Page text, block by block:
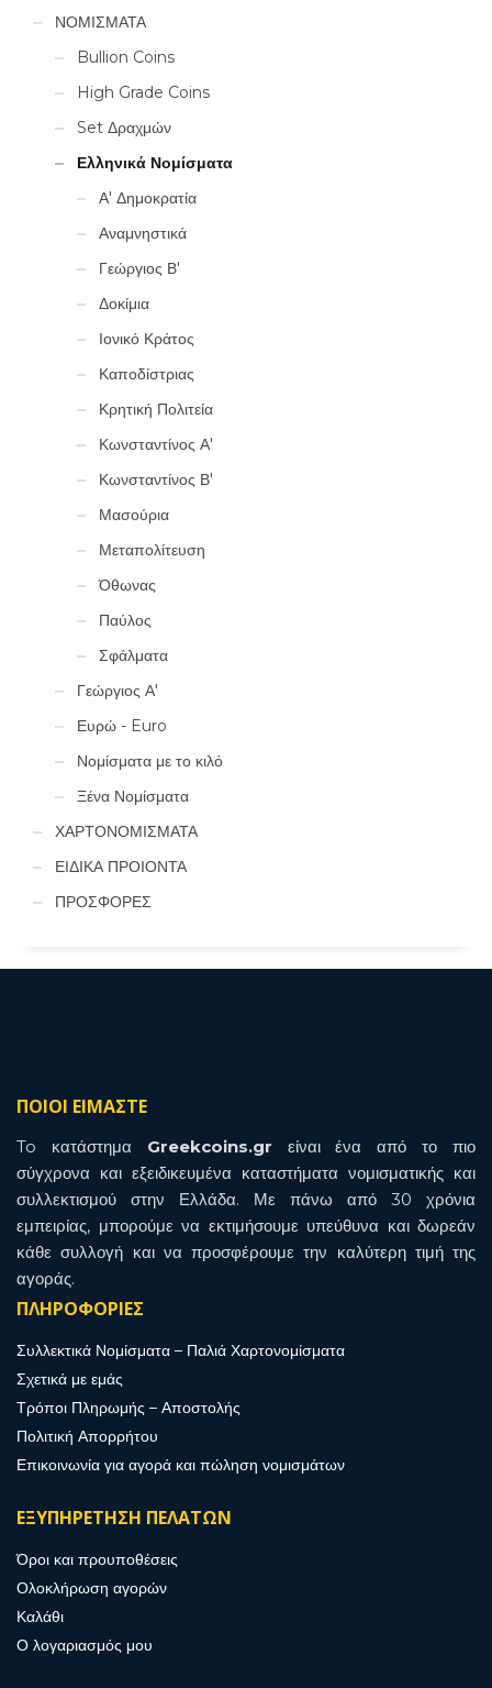
ΝΟΜΙΣΜΑΤΑ
Bullion Coins
High Grade Coins
Set Δραχμών
Ελληνικά Νομίσματα
Α' Δημοκρατία
Αναμνηστικά
Γεώργιος Β'
Δοκίμια
Ιονικό Κράτος
Καποδίστριας
Κρητική Πολιτεία
Κωνσταντίνος Α'
Κωνσταντίνος Β'
Μασούρια
Μεταπολίτευση
Όθωνας
Παύλος
Σφάλματα
Γεώργιος Α'
Ευρώ - Euro
Νομίσματα με το κιλό
Ξένα Νομίσματα
ΧΑΡΤΟΝΟΜΙΣΜΑΤΑ
ΕΙΔΙΚΑ ΠΡΟΙΟΝΤΑ
ΠΡΟΣΦΟΡΕΣ
ΠΟΙΟΙ ΕΙΜΑΣΤΕ
To κατάστημα Greekcoins.gr είναι ένα από το πιο
σύγχρονα και εξειδικευμένα καταστήματα νομισματικής και
συλλεκτισμού στην Ελλάδα. Με πάνω από 30 χρόνια
εμπειρίας, μπορούμε να εκτιμήσουμε υπεύθυνα και δωρεάν
κάθε συλλογή και να προσφέρουμε την καλύτερη τιμή της
αγοράς.
ΠΛΗΡΟΦΟΡΙΕΣ
Συλλεκτικά Νομίσματα – Παλιά Χαρτονομίσματα
Σχετικά με εμάς
Τρόποι Πληρωμής – Αποστολής
Πολιτική Απορρήτου
Επικοινωνία για αγορά και πώληση νομισμάτων
ΕΞΥΠΗΡΕΤΗΣΗ ΠΕΛΑΤΩΝ
Όροι και προυποθέσεις
Ολοκλήρωση αγορών
Καλάθι
Ο λογαριασμός μου